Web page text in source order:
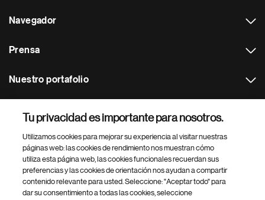
Navegador
Prensa
Nuestro portafolio
Footer Site Search
Tu privacidad es importante para nosotros.
Utilizamos cookies para mejorar su experiencia al visitar nuestras
páginas web: las cookies de rendimiento nos muestran cómo
utiliza esta página web, las cookies funcionales recuerdan sus
preferencias y las cookies de orientación nos ayudan a compartir
contenido relevante para usted. Seleccione: "Aceptar todo" para
dar su consentimiento a todas las cookies, seleccione